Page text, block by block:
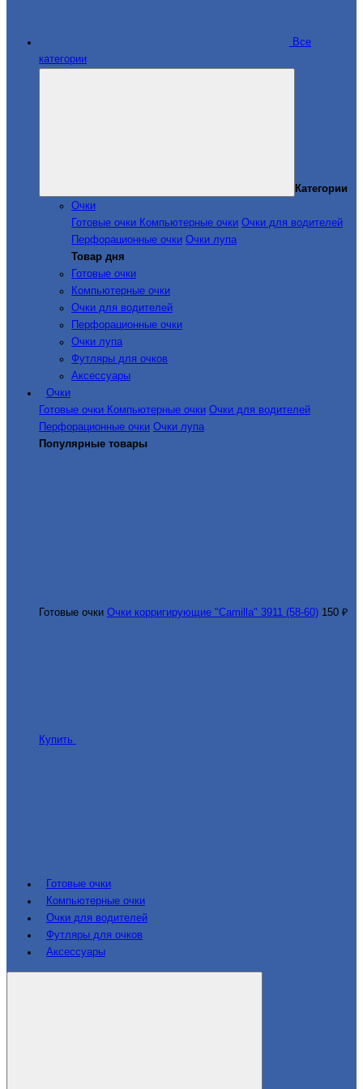
Все
категории
Категории
Очки
Готовые очки Компьютерные очки Очки для водителей
Перфорационные очки Очки лупа
Товар дня
Готовые очки
Компьютерные очки
Очки для водителей
Перфорационные очки
Очки лупа
Футляры для очков
Аксессуары
Очки
Готовые очки Компьютерные очки Очки для водителей
Перфорационные очки Очки лупа
Популярные товары
Готовые очки Очки корригирующие "Camilla" 3911 (58-60) 150 ₽
Купить
Готовые очки
Компьютерные очки
Очки для водителей
Футляры для очков
Аксессуары